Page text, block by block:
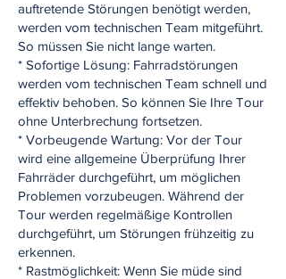
auftretende Störungen benötigt werden,
werden vom technischen Team mitgeführt.
So müssen Sie nicht lange warten.
* Sofortige Lösung: Fahrradstörungen
werden vom technischen Team schnell und
effektiv behoben. So können Sie Ihre Tour
ohne Unterbrechung fortsetzen.
* Vorbeugende Wartung: Vor der Tour
wird eine allgemeine Überprüfung Ihrer
Fahrräder durchgeführt, um möglichen
Problemen vorzubeugen. Während der
Tour werden regelmäßige Kontrollen
durchgeführt, um Störungen frühzeitig zu
erkennen.
* Rastmöglichkeit: Wenn Sie müde sind